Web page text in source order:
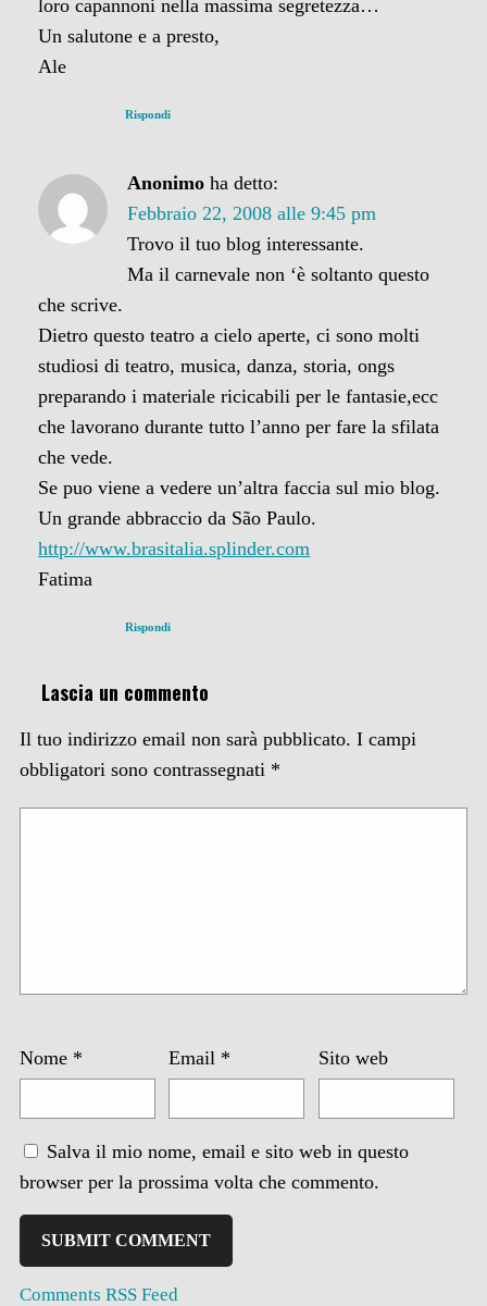
loro capannoni nella massima segretezza…
Un salutone e a presto,
Ale
Rispondi
Anonimo ha detto:
Febbraio 22, 2008 alle 9:45 pm
Trovo il tuo blog interessante.
Ma il carnevale non ‘è soltanto questo
che scrive.
Dietro questo teatro a cielo aperte, ci sono molti
studiosi di teatro, musica, danza, storia, ongs
preparando i materiale ricicabili per le fantasie,ecc
che lavorano durante tutto l’anno per fare la sfilata
che vede.
Se puo viene a vedere un’altra faccia sul mio blog.
Un grande abbraccio da São Paulo.
http://www.brasitalia.splinder.com
Fatima
Rispondi
Lascia un commento
Il tuo indirizzo email non sarà pubblicato. I campi
obbligatori sono contrassegnati *
Nome * Email * Sito web
Salva il mio nome, email e sito web in questo
browser per la prossima volta che commento.
Comments RSS Feed